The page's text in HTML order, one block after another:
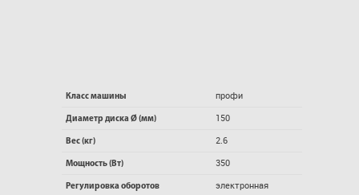
Класс машины профи
Диаметр диска Ø (мм) 150
Вес (кг) 2.6
Мощность (Вт) 350
Регулировка оборотов электронная